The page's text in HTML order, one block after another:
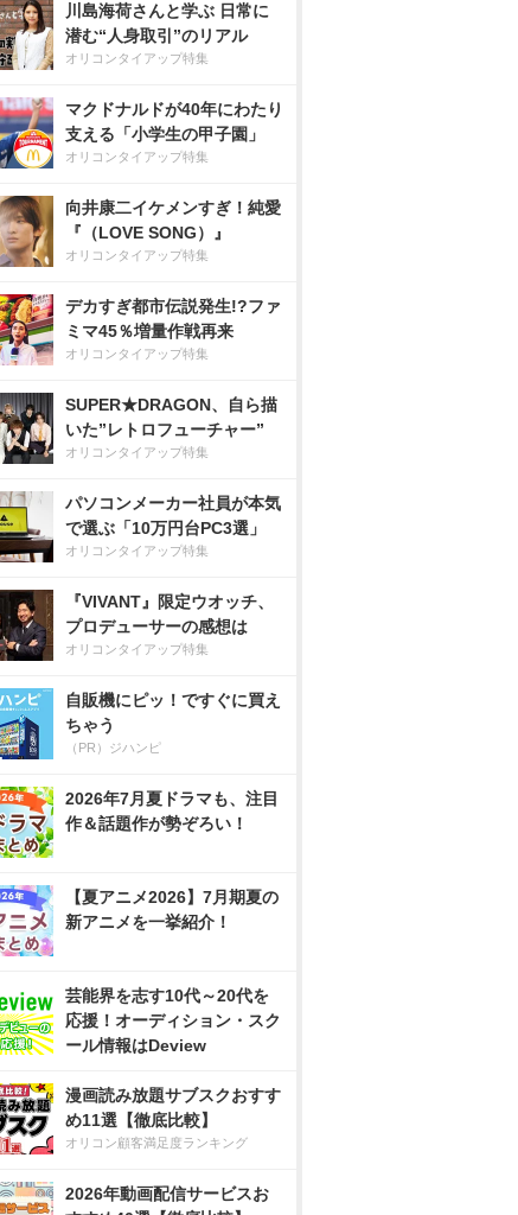
川島海荷さんと学ぶ 日常に
潜む“人身取引”のリアル
オリコンタイアップ特集
マクドナルドが40年にわたり
支える「小学生の甲子園」
オリコンタイアップ特集
向井康二イケメンすぎ！純愛
『（LOVE SONG）』
オリコンタイアップ特集
デカすぎ都市伝説発生!?ファ
ミマ45％増量作戦再来
オリコンタイアップ特集
SUPER★DRAGON、自ら描
いた”レトロフューチャー”
オリコンタイアップ特集
パソコンメーカー社員が本気
で選ぶ「10万円台PC3選」
オリコンタイアップ特集
『VIVANT』限定ウオッチ、
プロデューサーの感想は
オリコンタイアップ特集
自販機にピッ！ですぐに買え
ちゃう
（PR）ジハンピ
2026年7月夏ドラマも、注目
作＆話題作が勢ぞろい！
【夏アニメ2026】7月期夏の
新アニメを一挙紹介！
芸能界を志す10代～20代を
応援！オーディション・スク
ール情報はDeview
漫画読み放題サブスクおすす
め11選【徹底比較】
オリコン顧客満足度ランキング
2026年動画配信サービスお